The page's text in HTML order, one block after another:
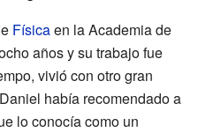
Físicaen la Academia de
años y su trabajo fue
vivió con otro gran
había recomendado a
lo conocía como un